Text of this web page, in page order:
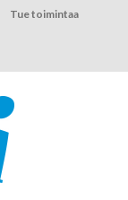
Tue toimintaa